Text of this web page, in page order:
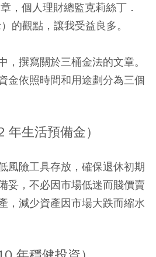
，個人理財總監克莉絲丁．
的觀點，讓我受益良多。
，撰寫關於三桶金法的文章。
金依照時間和用途劃分為三個
生活預備金）
風險工具存放，確保退休初期
妥，不必因市場低迷而賤價賣
，減少資產因市場大跌而縮水